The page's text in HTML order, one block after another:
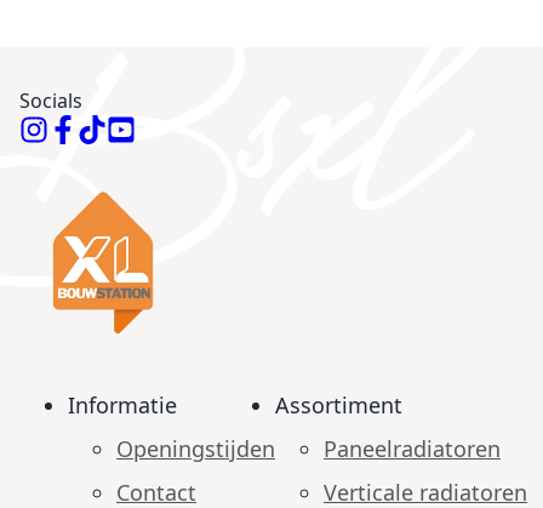
Socials
Informatie
Openingstijden
Contact
Assortiment
Paneelradiatoren
Verticale radiatoren